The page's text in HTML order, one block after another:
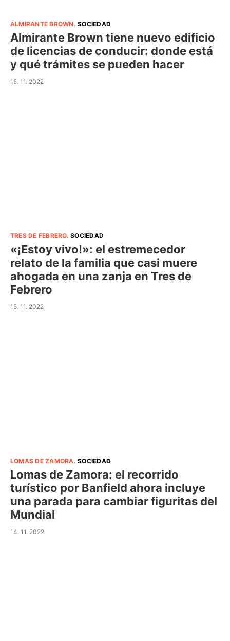
ALMIRANTE BROWN .SOCIEDAD
Almirante Brown tiene nuevo edificio
de licencias de conducir: donde está
y qué trámites se pueden hacer
15. 11. 2022
TRES DE FEBRERO.SOCIEDAD
«¡Estoy vivo!»: el estremecedor
relato de la familia que casi muere
ahogada en una zanja en Tres de
Febrero
15. 11. 2022
LOMAS DE ZAMORA.SOCIEDAD
Lomas de Zamora: el recorrido
turístico por Banfield ahora incluye
una parada para cambiar figuritas del
Mundial
14. 11. 2022